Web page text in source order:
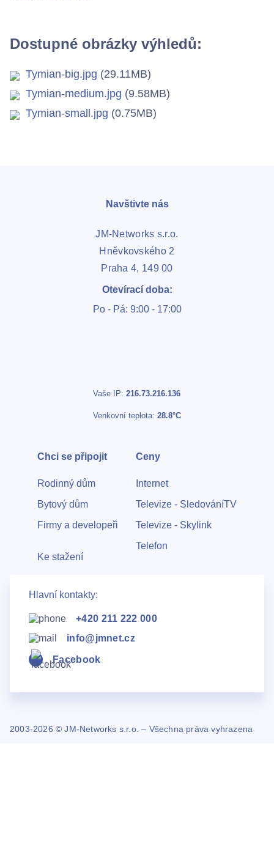
Dostupné obrázky výhledů:
Tymian-big.jpg (29.11MB)
Tymian-medium.jpg (9.58MB)
Tymian-small.jpg (0.75MB)
Vaše IP: 216.73.216.136
Venkovní teplota: 28.8°C
Navštivte nás
JM-Networks s.r.o.
Hněvkovského 2
Praha 4, 149 00
Otevírací doba:
Po - Pá: 9:00 - 17:00
Chci se připojit
Rodinný dům
Bytový dům
Firmy a developeři
Ke stažení
Ceny
Internet
Televize - SledováníTV
Televize - Skylink
Telefon
Hlavní kontakty:
+420 211 222 000
info@jmnet.cz
Facebook
2003-2026 © JM-Networks s.r.o. – Všechna práva vyhrazena